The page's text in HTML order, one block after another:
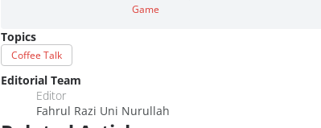
Game
Topics
Coffee Talk
Editorial Team
Editor
Fahrul Razi Uni Nurullah